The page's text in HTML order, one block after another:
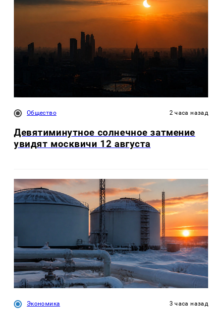
Общество 2 часа назад
Девятиминутное солнечное затмение
увидят москвичи 12 августа
Экономика 3 часа назад